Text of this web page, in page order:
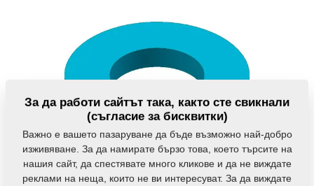
изтегляния
За да работи сайтът така, както сте свикнали
(съгласие за бисквитки)
Важно е вашето пазаруване да бъде възможно най-добро
изживяване. За да намирате бързо това, което търсите на
нашия сайт, да спестявате много кликове и да не виждате
реклами на неща, които не ви интересуват. За да виждате